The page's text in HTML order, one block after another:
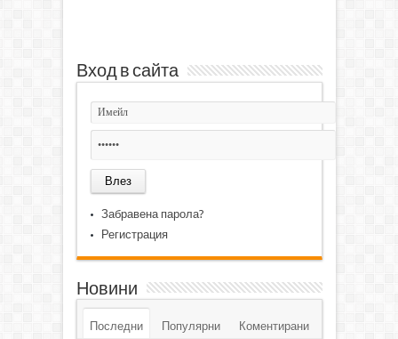
Вход в сайта
Забравена парола?
Регистрация
Новини
Последни Популярни Коментирани